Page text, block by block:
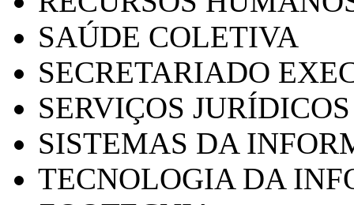
SAÚDE COLETIVA
SECRETARIADO
SERVIÇOS
SISTEMAS DA
TECNOLOGIA DA